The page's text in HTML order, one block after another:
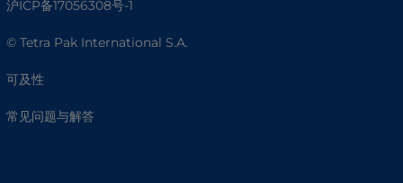
沪ICP备17056308号-1
© Tetra Pak International S.A.
可及性
常见问题与解答